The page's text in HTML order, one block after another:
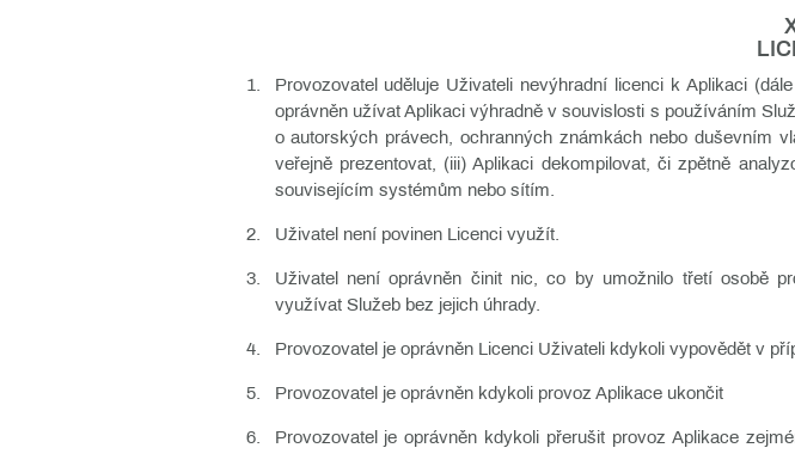
Provozovatel uděluje Uživateli nevýhradní licenci k Aplikaci (dále
oprávněn užívat Aplikaci výhradně v souvislosti s používáním
o autorských právech, ochranných známkách nebo duševním
veřejně prezentovat, (iii) Aplikaci dekompilovat, či zpětně
souvisejícím systémům nebo sítím.
Uživatel není povinen Licenci využít.
Uživatel není oprávněn činit nic, co by umožnilo třetí osobě
využívat Služeb bez jejich úhrady.
Provozovatel je oprávněn Licenci Uživateli kdykoli vypovědět v
Provozovatel je oprávněn kdykoli provoz Aplikace ukončit
Provozovatel je oprávněn kdykoli přerušit provoz Aplikace